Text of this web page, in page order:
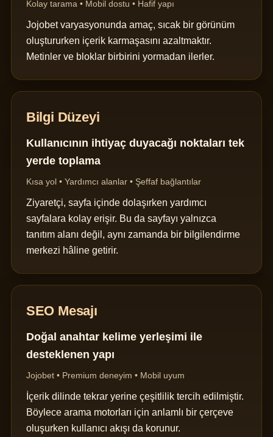
Kolay tarama • Mobil dostu • Hafif yapı
Jojobet varyasyonunda amaç, sıcak bir görünüm
oluştururken içerik karmaşasını azaltmaktır.
Metinler ve bloklar birbirini yormadan ilerler.
Bilgi Düzeyi
Kullanıcının ihtiyaç duyacağı noktaları tek
yerde toplama
Kısa yol • Yardımcı alanlar • Şeffaf bağlantılar
Ziyaretçi, sayfa içinde dolaşırken yardımcı
sayfalara kolay erişir. Bu da sayfayı yalnızca
tanıtım alanı değil, aynı zamanda bir bilgilendirme
merkezi hâline getirir.
SEO Mesajı
Doğal anahtar kelime yerleşimi ile
desteklenen yapı
Jojobet • Premium deneyim • Mobil uyum
İçerik dilinde tekrar yerine çeşitlilik tercih edilmiştir.
Böylece arama motorları için anlamlı bir çerçeve
oluşurken kullanıcı akışı da korunur.